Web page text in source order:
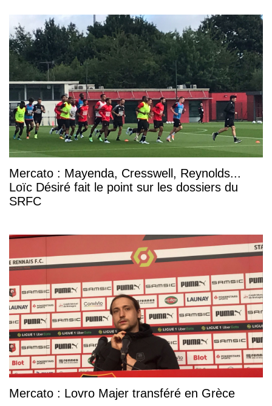
Mercato : Mayenda, Cresswell, Reynolds...
Loïc Désiré fait le point sur les dossiers du
SRFC
Mercato : Lovro Majer transféré en Grèce